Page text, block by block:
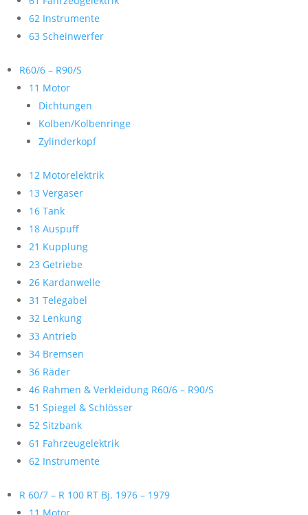
62 Instrumente
63 Scheinwerfer
R60/6 – R90/S
11 Motor
Dichtungen
Kolben/Kolbenringe
Zylinderkopf
12 Motorelektrik
13 Vergaser
16 Tank
18 Auspuff
21 Kupplung
23 Getriebe
26 Kardanwelle
31 Telegabel
32 Lenkung
33 Antrieb
34 Bremsen
36 Räder
46 Rahmen & Verkleidung R60/6 – R90/S
51 Spiegel & Schlösser
52 Sitzbank
61 Fahrzeugelektrik
62 Instrumente
R 60/7 – R 100 RT Bj. 1976 – 1979